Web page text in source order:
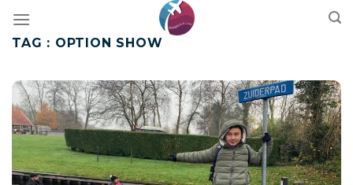
content
TAG : OPTION SHOW